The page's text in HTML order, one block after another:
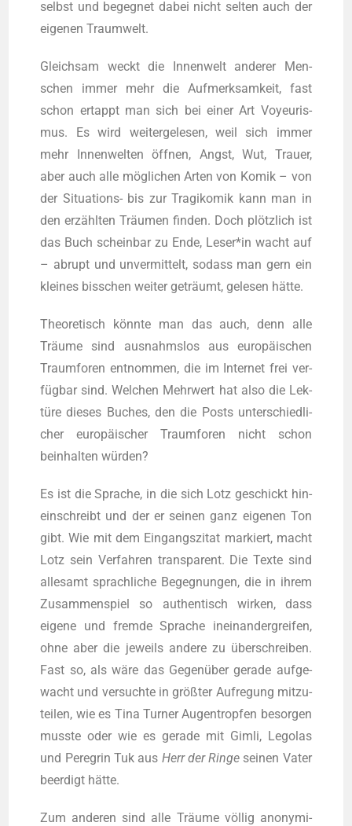
selbst und begeg­net dabei nicht sel­ten auch der
eige­nen Traumwelt.
Gleich­sam weckt die Innen­welt ande­rer Men­
schen immer mehr die Auf­merk­sam­keit, fast
schon ertappt man sich bei einer Art Voy­eu­ris­
mus. Es wird wei­ter­ge­le­sen, weil sich immer
mehr Innen­wel­ten öff­nen, Angst, Wut, Trau­er,
aber auch alle mög­li­chen Arten von Komik – von
der Situa­tions- bis zur Tra­gi­ko­mik kann man in
den erzähl­ten Träu­men fin­den. Doch plötz­lich ist
das Buch schein­bar zu Ende, Leser*in wacht auf
– abrupt und unver­mit­telt, sodass man gern ein
klei­nes biss­chen wei­ter geträumt, gele­sen hätte.
Theo­re­tisch könn­te man das auch, denn alle
Träu­me sind aus­nahms­los aus euro­päi­schen
Traum­fo­ren ent­nom­men, die im Inter­net frei ver­
füg­bar sind. Wel­chen Mehr­wert hat also die Lek­
tü­re die­ses Buches, den die Posts unter­schied­li­
cher euro­päi­scher Traum­fo­ren nicht schon
beinhal­ten würden?
Es ist die Spra­che, in die sich Lotz geschickt hin­
ein­schreibt und der er sei­nen ganz eige­nen Ton
gibt. Wie mit dem Ein­gangs­zi­tat mar­kiert, macht
Lotz sein Ver­fah­ren trans­pa­rent. Die Tex­te sind
alle­samt sprach­li­che Begeg­nun­gen, die in ihrem
Zusam­men­spiel so authen­tisch wir­ken, dass
eige­ne und frem­de Spra­che inein­an­der­grei­fen,
ohne aber die jeweils ande­re zu über­schrei­ben.
Fast so, als wäre das Gegen­über gera­de auf­ge­
wacht und ver­such­te in größ­ter Auf­re­gung mit­zu­
tei­len, wie es Tina Tur­ner Augen­trop­fen besor­gen
muss­te oder wie es gera­de mit Gim­li, Lego­las
und Pere­grin Tuk aus Herr der Rin­ge sei­nen Vater
beer­digt hätte.
Zum ande­ren sind alle Träu­me völ­lig anony­mi­